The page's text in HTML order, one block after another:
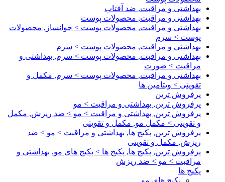
بهداشتی و مراقبت, ضد آفتاب
بهداشتی و مراقبت, محصولات پوست
بهداشتی و مراقبت, محصولات پوست > جوانساز, محصولات
پوست > سرم
بهداشتی و مراقبت, محصولات پوست > سرم
بهداشتی و مراقبت, محصولات پوست > سرم, بهداشتی و
مراقبت > صورت
بهداشتی و مراقبت, محصولات پوست > سرم, مکمل و
تقویتی > ویتامین ها
پرفروش ترین
پرفروش ترین, بهداشتی و مراقبت > مو
پرفروش ترین, بهداشتی و مراقبت > مو > ضد ریزش, مکمل
و تقویتی > مکمل مو, مکمل و تقویتی
پرفروش ترین, پکیج ها, بهداشتی و مراقبت > مو > ضد
ریزش, مکمل و تقویتی
پرفروش ترین, پکیج ها, پکیج ها > پکیج های مو, بهداشتی و
مراقبت > مو > ضد ریزش
پکیج ها